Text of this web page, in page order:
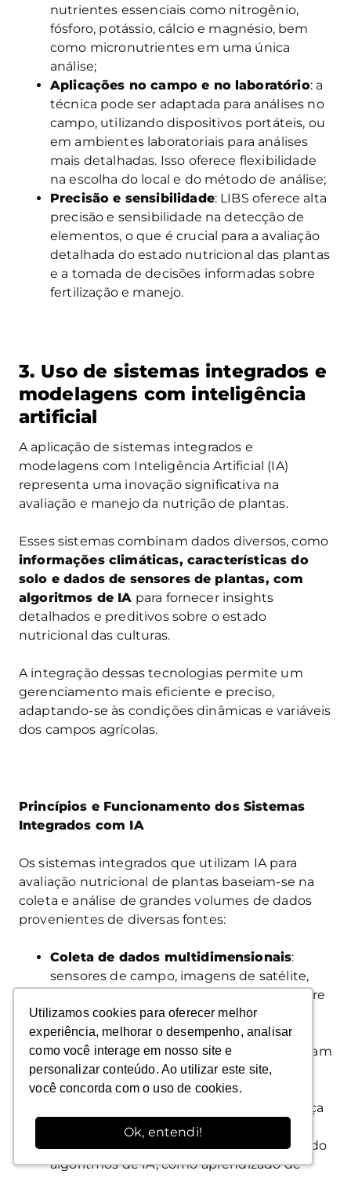
Utilizamos cookies para oferecer melhor
experiência, melhorar o desempenho, analisar
como você interage em nosso site e
personalizar conteúdo. Ao utilizar este site,
você concorda com o uso de cookies.
Ok, entendi!
Utilizamos cookies para oferecer melhor
experiência, melhorar o desempenho, analisar
como você interage em nosso site e
personalizar conteúdo. Ao utilizar este site,
você concorda com o uso de cookies.
Ok, entendi!
nutrientes essenciais como nitrogênio,
fósforo, potássio, cálcio e magnésio, bem
como micronutrientes em uma única
análise;
Aplicações no campo e no laboratório: a
técnica pode ser adaptada para análises no
campo, utilizando dispositivos portáteis, ou
em ambientes laboratoriais para análises
mais detalhadas. Isso oferece flexibilidade
na escolha do local e do método de análise;
Precisão e sensibilidade: LIBS oferece alta
precisão e sensibilidade na detecção de
elementos, o que é crucial para a avaliação
detalhada do estado nutricional das plantas
e a tomada de decisões informadas sobre
fertilização e manejo.
3. Uso de sistemas integrados e
modelagens com inteligência
artificial
A aplicação de sistemas integrados e
modelagens com Inteligência Artificial (IA)
representa uma inovação significativa na
avaliação e manejo da nutrição de plantas.
Esses sistemas combinam dados diversos, como
informações climáticas, características do
solo e dados de sensores de plantas, com
algoritmos de IA para fornecer insights
detalhados e preditivos sobre o estado
nutricional das culturas.
A integração dessas tecnologias permite um
gerenciamento mais eficiente e preciso,
adaptando-se às condições dinâmicas e variáveis
dos campos agrícolas.
Princípios e Funcionamento dos Sistemas
Integrados com IA
Os sistemas integrados que utilizam IA para
avaliação nutricional de plantas baseiam-se na
coleta e análise de grandes volumes de dados
provenientes de diversas fontes:
Coleta de dados multidimensionais:
sensores de campo, imagens de satélite,
dados meteorológicos e informações sobre
o solo são integrados em um sistema
centralizado. Sensores remotos, como
câmeras hiperespectrais e drones, capturam
dados sobre o estado da vegetação,
enquanto sensores no solo fornecem
informações sobre a umidade e a presença
de nutrientes;
Modelagem e análise preditiva: utilizando
algoritmos de IA, como aprendizado de